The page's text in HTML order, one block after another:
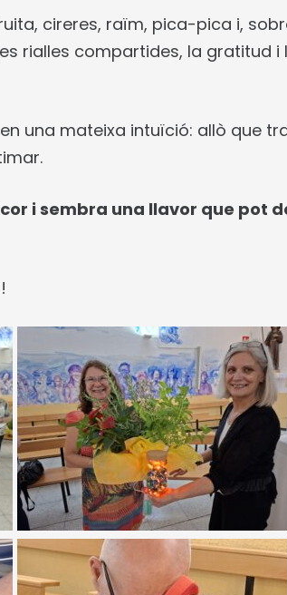
cireres, raïm, pica-pica i,
rialles compartides, la gratitud i
una mateixa intuïció: allò que
i sembra una llavor que pot